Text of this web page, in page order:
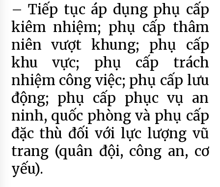
– Tiếp tục áp dụng phụ cấp
kiêm nhiệm; phụ cấp thâm
niên vượt khung; phụ cấp
khu vực; phụ cấp trách
nhiệm công việc; phụ cấp lưu
động; phụ cấp phục vụ an
ninh, quốc phòng và phụ cấp
đặc thù đối với lực lượng vũ
trang (quân đội, công an, cơ
yếu).